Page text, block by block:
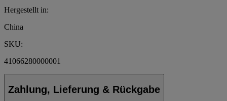
Hergestellt in:
China
SKU:
41066280000001
Zahlung, Lieferung & Rückgabe